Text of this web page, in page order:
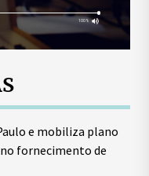
e mobiliza plano
fornecimento de